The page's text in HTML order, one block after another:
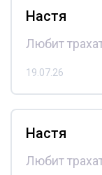
Настя
Любит
19.07.26
Настя
Любит